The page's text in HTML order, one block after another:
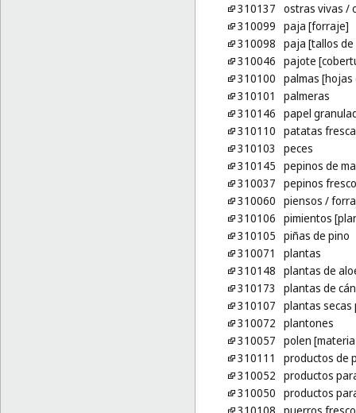
310137 ostras vivas /
310099 paja [forraje]
310098 paja [tallos
310046 pajote
310100 palmas [hojas
310101
palmeras
310146 papel
310110 patatas
310103
peces
310145 pepinos de
310037 pepinos
310060 piensos /
310106 pimientos
310105 piñas de pino
310071
plantas
310148 plantas de
310173
plantas de
310107 plantas secas
310072 plantones
310057 polen
310111
productos de
310052 productos
310050 productos